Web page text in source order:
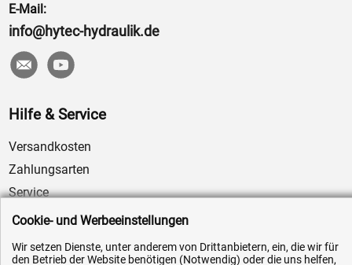
E-Mail:
info@hytec-hydraulik.de
Hilfe & Service
Versandkosten
Zahlungsarten
Service
AGB / Widerrufsrecht
Impressum
Cookie- und Werbeeinstellungen
Wir setzen Dienste, unter anderem von Drittanbietern, ein, die wir für
den Betrieb der Website benötigen (Notwendig) oder die uns helfen,